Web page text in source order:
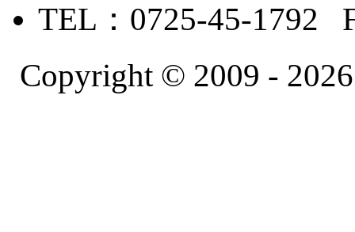
TEL：0725-45-1792
Copyright © 2009 -